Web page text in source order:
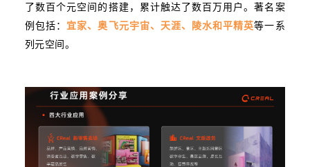
了数百个元空间的搭建，累计触达了数百万用户。著名案
例包括： 宜家、奥飞元宇宙、天涯、陵水和平精英等一系
列元空间。